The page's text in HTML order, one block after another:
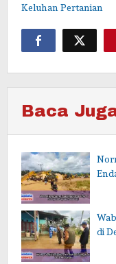
Keluhan Pertanian
Baca
di